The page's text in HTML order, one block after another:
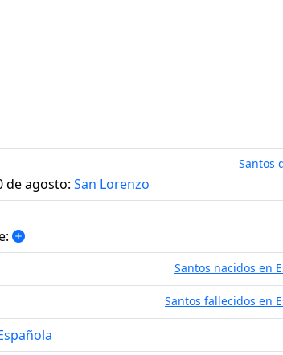
Santos
de agosto: San Lorenzo
Santos nacidos en
Santos fallecidos en